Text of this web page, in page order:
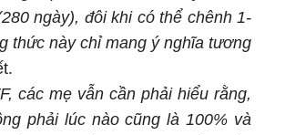
ngày), đôi khi có thể chênh 1-
thức này chỉ mang ý nghĩa tương
các mẹ vẫn cần phải hiểu rằng,
phải lúc nào cũng là 100% và